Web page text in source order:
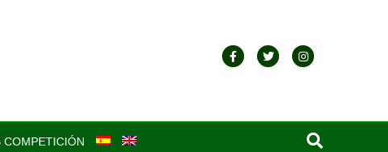
FacebookTwitter
COMPETICIÓN